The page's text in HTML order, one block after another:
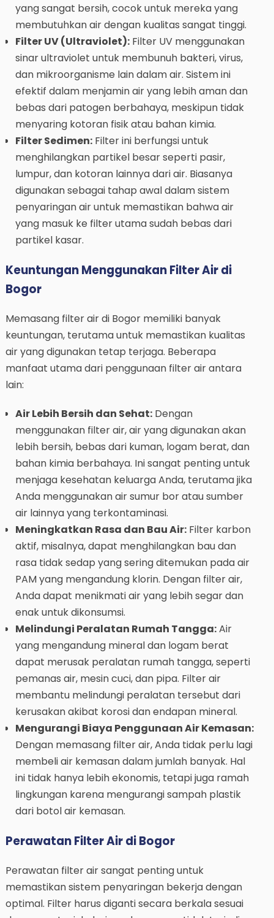
yang sangat bersih, cocok untuk mereka yang
membutuhkan air dengan kualitas sangat tinggi.
Filter UV (Ultraviolet):Filter UV menggunakan
sinar ultraviolet untuk membunuh bakteri, virus,
dan mikroorganisme lain dalam air. Sistem ini
efektif dalam menjamin air yang lebih aman dan
bebas dari patogen berbahaya, meskipun tidak
menyaring kotoran fisik atau bahan kimia.
Filter Sedimen:Filter ini berfungsi untuk
menghilangkan partikel besar seperti pasir,
lumpur, dan kotoran lainnya dari air. Biasanya
digunakan sebagai tahap awal dalam sistem
penyaringan air untuk memastikan bahwa air
yang masuk ke filter utama sudah bebas dari
partikel kasar.
Keuntungan Menggunakan Filter Air di
Bogor
Memasang filter air di Bogor memiliki banyak
keuntungan, terutama untuk memastikan kualitas
air yang digunakan tetap terjaga. Beberapa
manfaat utama dari penggunaan filter air antara
lain:
Air Lebih Bersih dan Sehat:Dengan
menggunakan filter air, air yang digunakan akan
lebih bersih, bebas dari kuman, logam berat, dan
bahan kimia berbahaya. Ini sangat penting untuk
menjaga kesehatan keluarga Anda, terutama jika
Anda menggunakan air sumur bor atau sumber
air lainnya yang terkontaminasi.
Meningkatkan Rasa dan Bau Air:Filter karbon
aktif, misalnya, dapat menghilangkan bau dan
rasa tidak sedap yang sering ditemukan pada air
PAM yang mengandung klorin. Dengan filter air,
Anda dapat menikmati air yang lebih segar dan
enak untuk dikonsumsi.
Melindungi Peralatan Rumah Tangga:Air
yang mengandung mineral dan logam berat
dapat merusak peralatan rumah tangga, seperti
pemanas air, mesin cuci, dan pipa. Filter air
membantu melindungi peralatan tersebut dari
kerusakan akibat korosi dan endapan mineral.
Mengurangi Biaya Penggunaan Air Kemasan:
Dengan memasang filter air, Anda tidak perlu lagi
membeli air kemasan dalam jumlah banyak. Hal
ini tidak hanya lebih ekonomis, tetapi juga ramah
lingkungan karena mengurangi sampah plastik
dari botol air kemasan.
Perawatan Filter Air di Bogor
Perawatan filter air sangat penting untuk
memastikan sistem penyaringan bekerja dengan
optimal. Filter harus diganti secara berkala sesuai